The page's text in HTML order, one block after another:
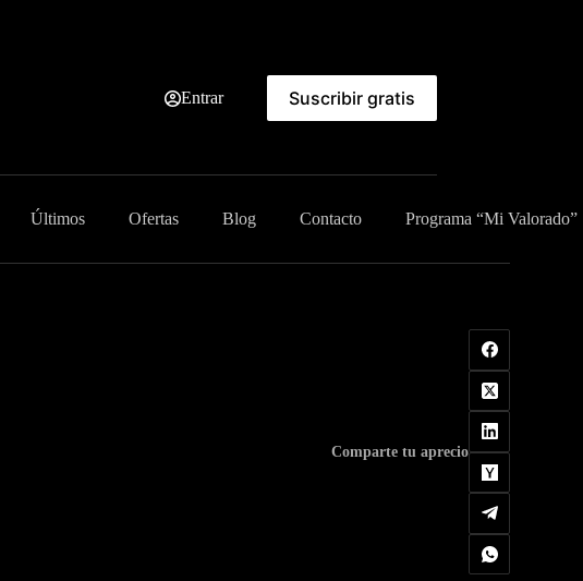
Entrar Suscribir gratis
Últimos Ofertas Blog Contacto Programa “Mi Valorado”
Comparte tu aprecio